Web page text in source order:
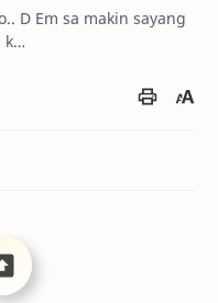
D Em sa makin sayang
k…